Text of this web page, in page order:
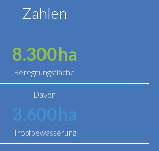
Zahlen
8.300ha
Beregnungsfläche
Davon
3.600ha
Tropfbewässerung